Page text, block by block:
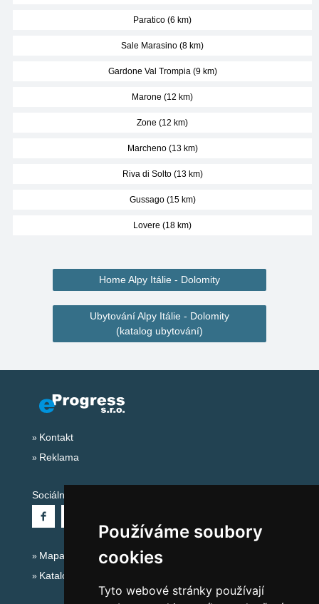
Používáme soubory
cookies
Tyto webové stránky používají
Paratico (6 km)
Sale Marasino (8 km)
Gardone Val Trompia (9 km)
Marone (12 km)
Zone (12 km)
Marcheno (13 km)
Riva di Solto (13 km)
Gussago (15 km)
Lovere (18 km)
Home Alpy Itálie - Dolomity
Ubytování Alpy Itálie - Dolomity
(katalog ubytování)
Kontakt
Reklama
Sociální sítě:
Mapa serveru Alpy Itálie - Dolomity
Katalog ubytování